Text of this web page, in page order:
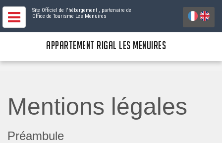
Site Officiel de l'hébergement , partenaire de
Office de Tourisme Les Menuires
APPARTEMENT RIGAL LES MENUIRES
Mentions légales
Préambule